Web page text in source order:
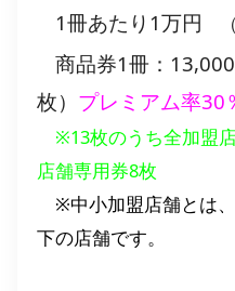
1冊あたり1万円 （
商品券1冊：
枚） プレミアム率30
※13枚のうち全加盟
店舗専用券8枚
※中小加盟店舗とは
下の店舗です。